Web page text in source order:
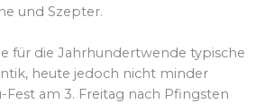
und Szepter.
für die Jahrhundertwende typische
heute jedoch nicht minder
Fest am 3. Freitag nach Pfingsten